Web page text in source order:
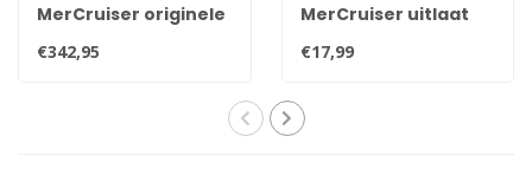
MerCruiser originele
uitlaat bocht voor V6
en V8 motoren 1983-
€342,95
MerCruiser uitlaat
bocht pakking voor
V6 en V8 motoren
€17,99